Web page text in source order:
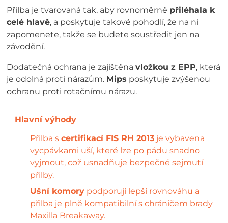
Přilba je tvarovaná tak, aby rovnoměrně přiléhala k
celé hlavě, a poskytuje takové pohodlí, že na ni
zapomenete, takže se budete soustředit jen na
závodění.
Dodatečná ochrana je zajištěnavložkou z EPP, která
je odolná proti nárazům. Mips poskytuje zvýšenou
ochranu proti rotačnímu nárazu.
Přilba scertifikací FIS RH 2013 je vybavena
vycpávkami uší, které lze po pádu snadno
vyjmout, což usnadňuje bezpečné sejmutí
přilby.
Ušní komory podporují lepší rovnováhu a
přilba je plně kompatibilní s chráničem brady
Maxilla Breakaway.